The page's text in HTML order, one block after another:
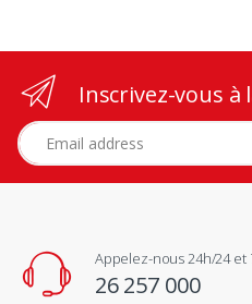
Inscrivez-vous
Adresse e-mail
Appelez-nous 24h/24 et
26 257 000